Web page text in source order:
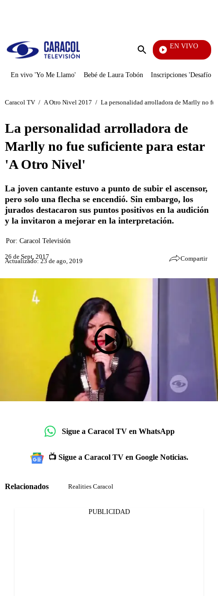
Enviar
EN VIVO
Televentas
En vivo 'Yo Me Llamo' Bebé de Laura Tobón Inscripciones 'Desafío'
Caracol TV / A Otro Nivel 2017 / La personalidad arrolladora de Marlly no
La personalidad arrolladora de
Marlly no fue suficiente para estar
'A Otro Nivel'
La joven cantante estuvo a punto de subir el ascensor,
pero solo una flecha se encendió. Sin embargo, los
jurados destacaron sus puntos positivos en la audición
y la invitaron a mejorar en la interpretación.
Por: Caracol Televisión
26 de Sept, 2017
Actualizado: 23 de ago, 2019 Compartir
Sigue a Caracol TV en WhatsApp
📺 Sigue a Caracol TV en Google Noticias.
Relacionados Realities Caracol
PUBLICIDAD